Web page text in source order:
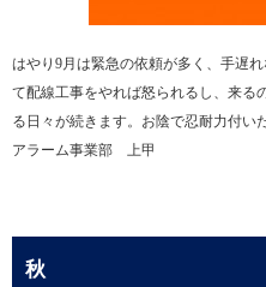
はやり9月は緊急の依頼が多く、手遅
て配線工事をやれば怒られるし、来る
る日々が続きます。お陰で忍耐力付い
アラーム事業部 上甲
秋